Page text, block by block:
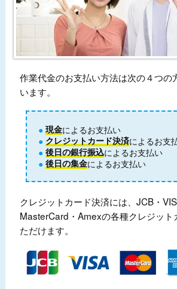
作業代金のお支払い方法は次の４つの
います。
現金によるお支払い
クレジットカード決済によるお支
後日の銀行振込によるお支払い
後日の集金によるお支払い
クレジットカード決済には、JCB・
MasterCard・Amexの各種クレジット
ただけます。